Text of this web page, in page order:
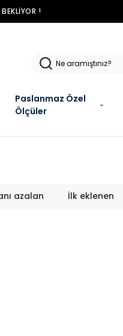
BEKLIYOR !
Paslanmaz Özel
Ölçüler
azalan İlk eklenen